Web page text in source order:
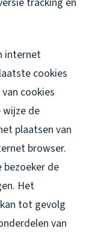
internet
cookies
cookies
de
plaatsen van
browser.
de
Het
tot gevolg
van